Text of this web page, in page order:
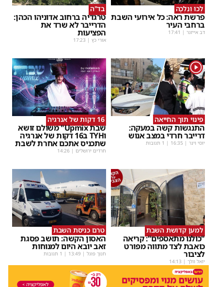
לְכוּ וְנֵלְכָה
פרשת ראה: כל אירועי השבת
ברחבי העיר
דב אייזנר |
17:41
בד"ה
טרגדיה ברחוב אדוניהו הכהן:
הדרייבר לא שרד את
הפציעות
אורי כץ |
17:23
1
פינוי תוך החייאה
התנגשות קשה במעקה:
דרייבר חרדי במצב אנוש
יוסי וינר |
16:35 | 1 תגובות
16 דקות של אנרגיה
שבת Upmix" משולם זושא
וTYH ב16 דקות של אנרגיה
שתכניס אתכם אחרת לשבת
חרדים ירושלים |
14:26
למען קדושת השבת
"כולנו מתאספים": קריאה
כואבת לצד מתווה מפורט
לציבור
יואל וולך |
14:13
טרם כניסת השבת
האסון הקשה: תושב פסגת
זאב יובא היום למנוחות
חנוך פוגל |
13:49 | 1 תגובות